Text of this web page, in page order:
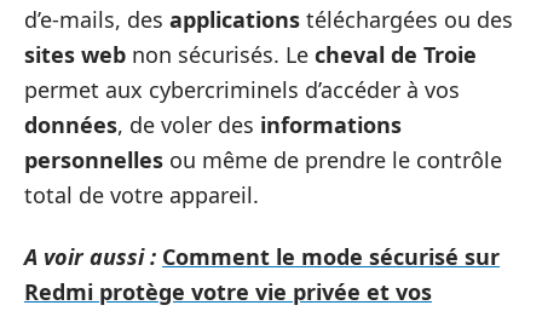
d’e-mails, des applications téléchargées ou des
sites web non sécurisés. Le cheval de Troie
permet aux cybercriminels d’accéder à vos
données, de voler des informations
personnelles ou même de prendre le contrôle
total de votre appareil.
A voir aussi : Comment le mode sécurisé sur
Redmi protège votre vie privée et vos